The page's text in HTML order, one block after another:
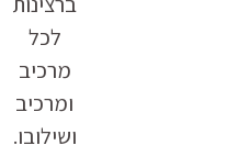
לכל
מרכיב
ומרכיב
ושילובו.